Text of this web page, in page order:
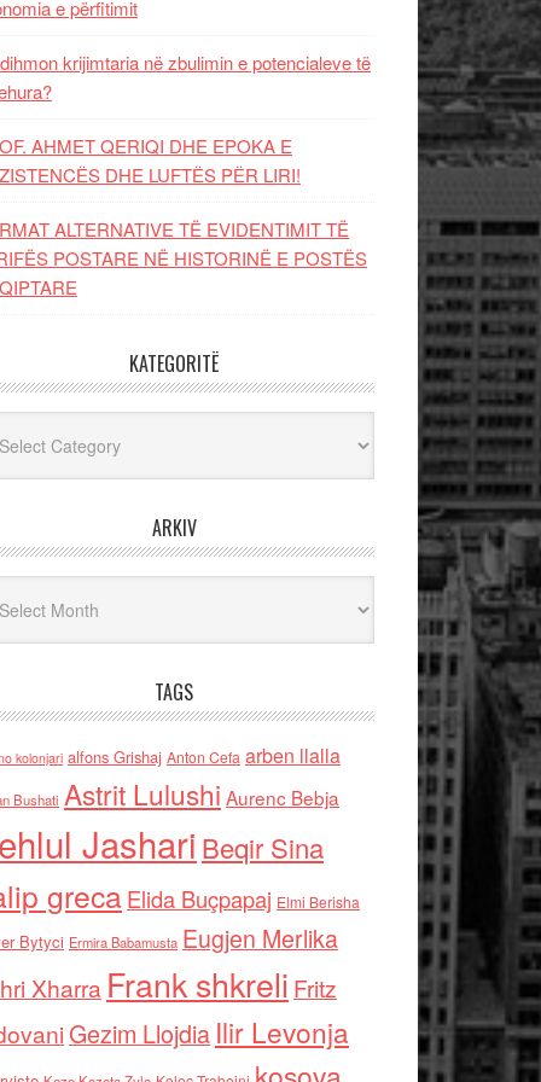
e përfitimit
krijimtaria në zbulimin e potencialeve të
AHMET QERIQI DHE EPOKA E
DHE LUFTЁS PЁR LIRI!
ALTERNATIVE TË EVIDENTIMIT TË
POSTARE NË HISTORINË E POSTËS
KATEGORITË
ARKIV
TAGS
kolonjari alfons Grishaj Anton Cefa arben llalla
Bushati Astrit Lulushi Aurenc Bebja
Jashari Beqir Sina
grecaElida Buçpapaj Elmi Berisha
Bytyci Ermira Babamusta Eugjen Merlika
Xharra Frank shkreli Fritz
Gezim Llojdia Ilir Levonja